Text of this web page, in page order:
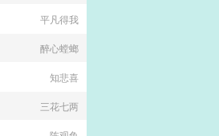
平凡得我
醉心螳螂
知悲喜
三花七两